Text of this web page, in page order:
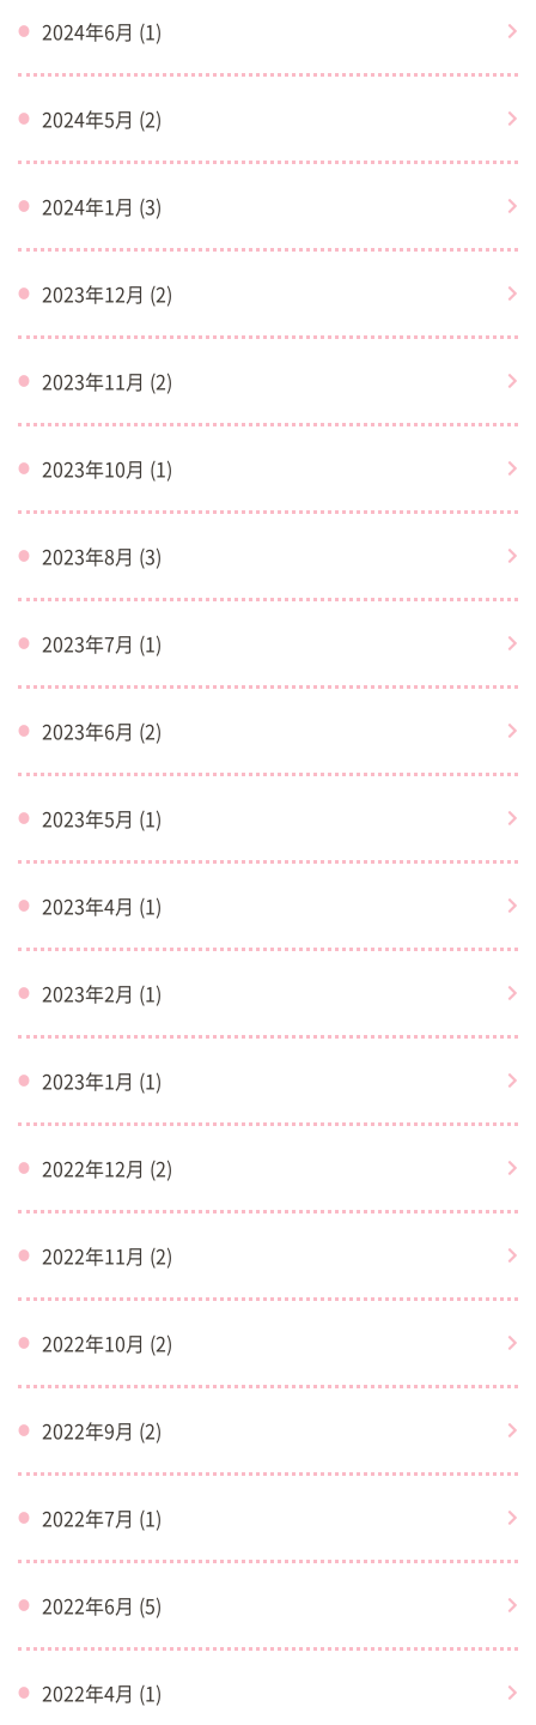
2024年6月 (1)
2024年5月 (2)
2024年1月 (3)
2023年12月 (2)
2023年11月 (2)
2023年10月 (1)
2023年8月 (3)
2023年7月 (1)
2023年6月 (2)
2023年5月 (1)
2023年4月 (1)
2023年2月 (1)
2023年1月 (1)
2022年12月 (2)
2022年11月 (2)
2022年10月 (2)
2022年9月 (2)
2022年7月 (1)
2022年6月 (5)
2022年4月 (1)